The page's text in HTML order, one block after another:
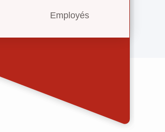
Employés